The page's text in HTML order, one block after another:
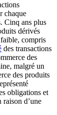
chaque
Cinq ans plus
dérivés
compris
des transactions
des
malgré un
des produits
obligations et
raison d’une